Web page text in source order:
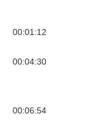
00:01:12
00:04:30
00:06:54